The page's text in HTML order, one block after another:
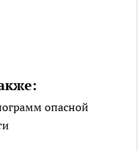
опасной